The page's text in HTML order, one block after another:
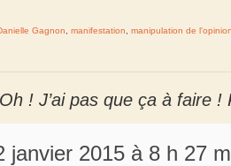
Gagnon manifestation manipulation de
Oh ! J’ai pas que ça à faire !
janvier 2015 à 8 h 27